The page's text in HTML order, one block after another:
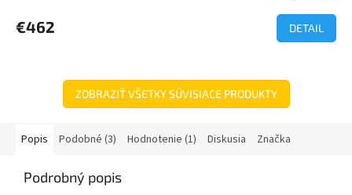
€462 DETAIL
ZOBRAZIŤ VŠETKY SÚVISIACE PRODUKTY
Popis Podobné (3) Hodnotenie (1) Diskusia Značka
Podrobný popis